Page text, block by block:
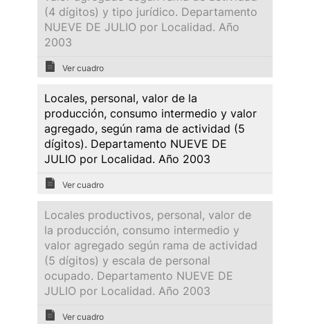
(4 dígitos) y tipo jurídico. Departamento
NUEVE DE JULIO por Localidad. Año
2003
Ver cuadro
Locales, personal, valor de la
producción, consumo intermedio y valor
agregado, según rama de actividad (5
dígitos). Departamento NUEVE DE
JULIO por Localidad. Año 2003
Ver cuadro
Locales productivos, personal, valor de
la producción, consumo intermedio y
valor agregado según rama de actividad
(5 dígitos) y escala de personal
ocupado. Departamento NUEVE DE
JULIO por Localidad. Año 2003
Ver cuadro